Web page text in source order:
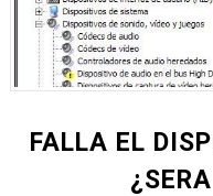
FALLA EL